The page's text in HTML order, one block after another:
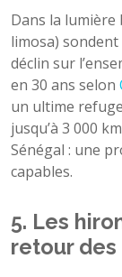
Dans la lumière
limosa) sondent
déclin sur
en 30 ans selon
un ultime
jusqu’à 3 000
Sénégal : une
capables.
5. Les
retour des